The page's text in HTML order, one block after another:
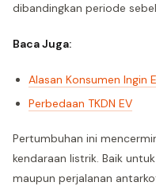
dibandingkan periode
Baca Juga:
Alasan Konsumen Ingin
Perbedaan TKDN EV
Pertumbuhan ini
kendaraan listrik. Baik
maupun perjalanan